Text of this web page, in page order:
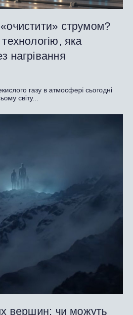
струмом?
яка
нагрівання
газу в атмосфері сьогодні
світу...
вершин: чи можуть